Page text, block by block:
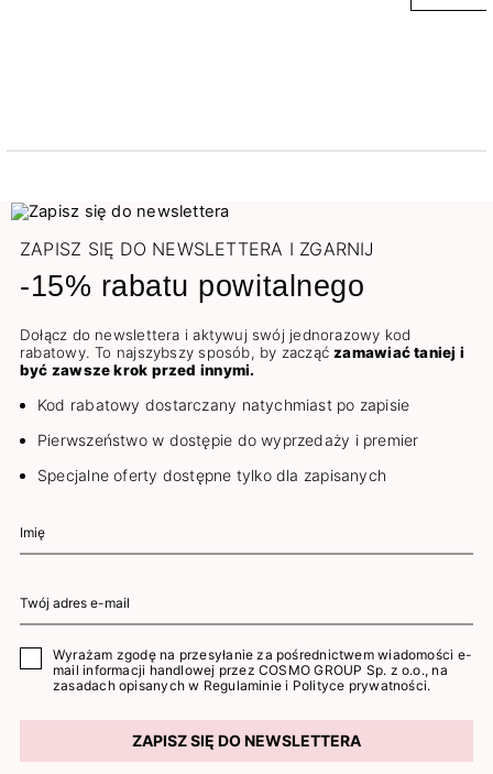
ZAPISZ SIĘ DO NEWSLETTERA I ZGARNIJ
-15% rabatu powitalnego
Dołącz do newslettera i aktywuj swój jednorazowy kod
rabatowy. To najszybszy sposób, by zacząćzamawiać taniej i
być zawsze krok przed innymi.
Kod rabatowy dostarczany natychmiast po zapisie
Pierwszeństwo w dostępie do wyprzedaży i premier
Specjalne oferty dostępne tylko dla zapisanych
Wyrażam zgodę na przesyłanie za pośrednictwem wiadomości e-
mail informacji handlowej przez COSMO GROUP Sp. z o.o., na
zasadach opisanych w Regulaminie i Polityce prywatności.
ZAPISZ SIĘ DO NEWSLETTERA